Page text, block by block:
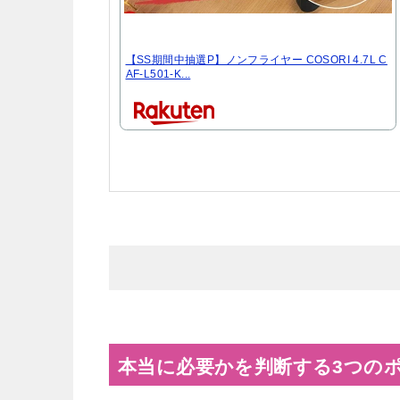
【SS期間中抽選P】ノンフライヤー COSORI 4.7L C
AF-L501-K...
本当に必要かを判断する3つの